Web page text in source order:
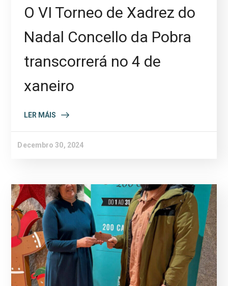
O VI Torneo de Xadrez do
Nadal Concello da Pobra
transcorrerá no 4 de
xaneiro
LER MÁIS
Decembro 30, 2024